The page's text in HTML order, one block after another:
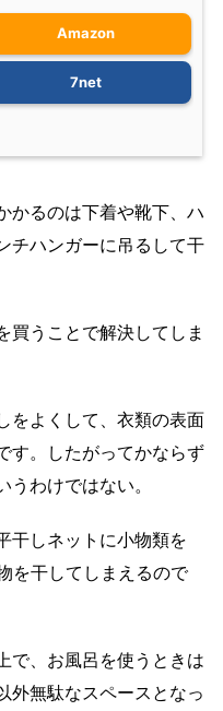
Amazon
7net
かるのは下着や靴下、ハ
チハンガーに吊るして干
うことで解決してしま
をよくして、衣類の表面
す。したがってかならず
わけではない。
干しネットに小物類を
を干してしまえるので
で、お風呂を使うときは
外無駄なスペースとなっ